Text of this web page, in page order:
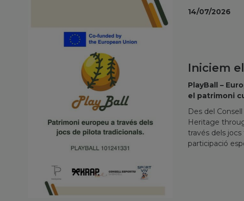
Iniciem
PlayBall –
el patrimoni
Des del
Heritage
través dels
participació
14/07/2026